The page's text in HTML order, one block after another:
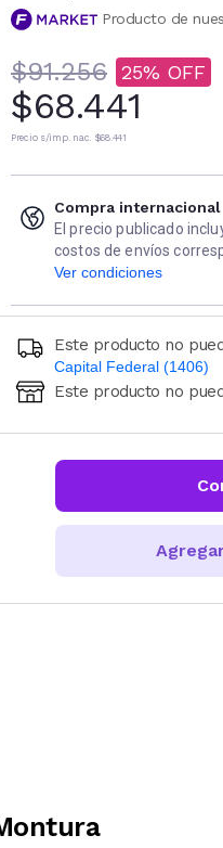
Producto de
$91.256 25
$68.441
Precio s/imp. nac. $68.441
Compra internacional
El precio publicado
costos de envíos
Ver condiciones
Este producto no
Capital Federal (1406)
Ingresá código postal
Este producto no